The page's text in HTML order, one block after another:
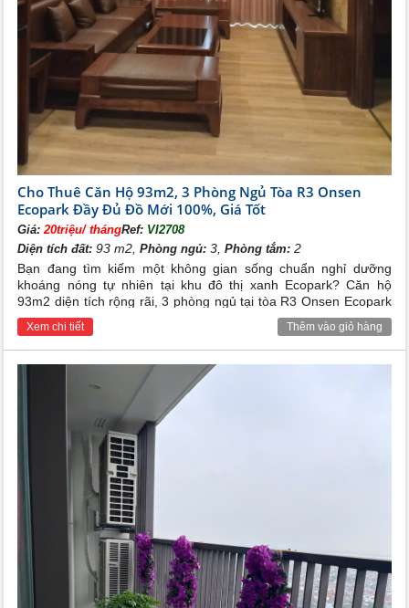
Cho Thuê Căn Hộ 93m2, 3 Phòng Ngủ Tòa R3 Onsen
Ecopark Đầy Đủ Đồ Mới 100%, Giá Tốt
Giá:20triệu/ thángRef: VI2708
Diện tích đất: 93 m2,Phòng ngủ: 3,Phòng tắm: 2
Bạn đang tìm kiếm một không gian sống chuẩn nghỉ dưỡng
khoáng nóng tự nhiên tại khu đô thị xanh Ecopark? Căn hộ
93m2 diện tích rộng rãi, 3 phòng ngủ tại tòa R3 Onsen Ecopark
với đầy đủ nội thất cao cấp đang cần cho thuê gấp với mức giá
ưu đãi nhất thị trường.
Xem chi tiết Thêm vào giỏ hàng